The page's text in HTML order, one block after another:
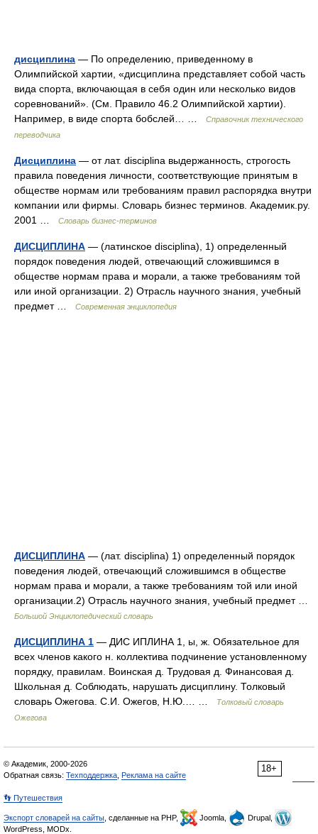
дисциплина — По определению, приведенному в
Олимпийской хартии, «дисциплина представляет собой часть
вида спорта, включающая в себя один или несколько видов
соревнований». (См. Правило 46.2 Олимпийской хартии).
Например, в виде спорта бобслей… …
Справочник технического
переводчика
Дисциплина — от лат. disciplina выдержанность, строгость
правила поведения личности, соответствующие принятым в
обществе нормам или требованиям правил распорядка внутри
компании или фирмы. Словарь бизнес терминов. Академик.ру.
2001 …
Словарь бизнес-терминов
ДИСЦИПЛИНА — (латинское disciplina), 1) определенный
порядок поведения людей, отвечающий сложившимся в
обществе нормам права и морали, а также требованиям той
или иной организации. 2) Отрасль научного знания, учебный
предмет …
Современная энциклопедия
ДИСЦИПЛИНА — (лат. disciplina) 1) определенный порядок
поведения людей, отвечающий сложившимся в обществе
нормам права и морали, а также требованиям той или иной
организации.2) Отрасль научного знания, учебный предмет …
Большой Энциклопедический словарь
ДИСЦИПЛИНА 1 — ДИС ИПЛИНА 1, ы, ж. Обязательное для
всех членов какого н. коллектива подчинение установленному
порядку, правилам. Воинская д. Трудовая д. Финансовая д.
Школьная д. Соблюдать, нарушать дисциплину. Толковый
словарь Ожегова. С.И. Ожегов, Н.Ю.… …
Толковый словарь
Ожегова
18+
© Академик, 2000-2026
Обратная связь: Техподдержка Реклама на сайте
👣 Путешествия
Экспорт словарей на сайты , сделанные на PHP, Joomla,
Drupal,
WordPress, MODx.